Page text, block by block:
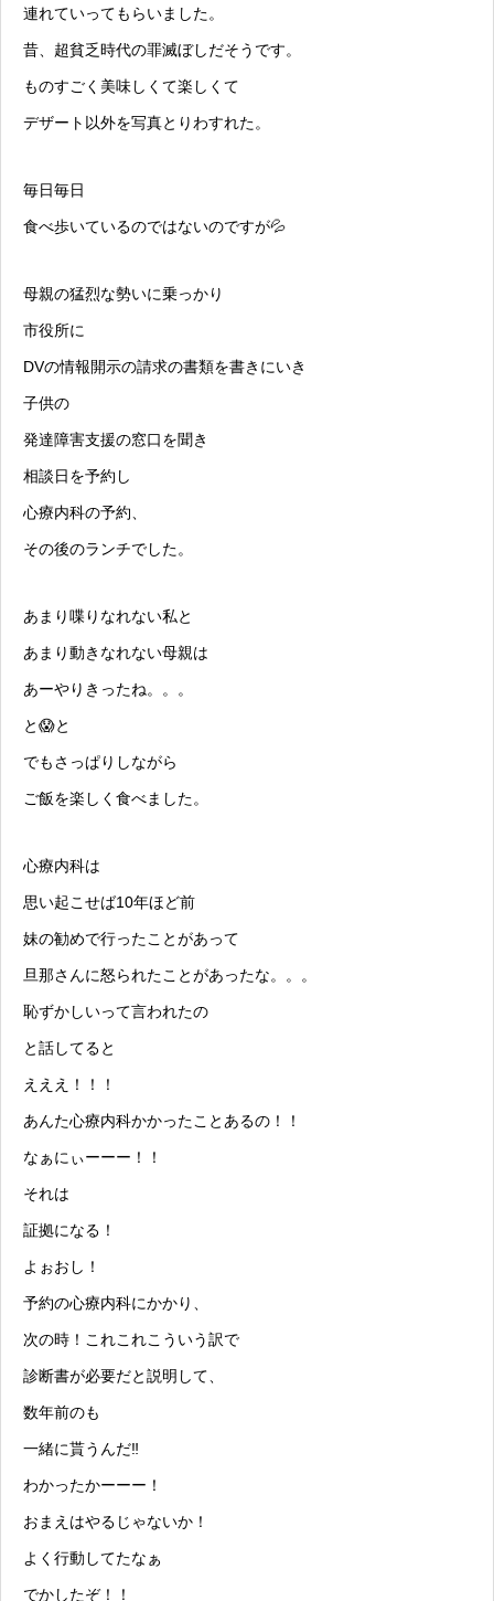
連れていってもらいました。
昔、超貧乏時代の罪滅ぼしだそうです。
ものすごく美味しくて楽しくて
デザート以外を写真とりわすれた。
毎日毎日
食べ歩いているのではないのですが💦
母親の猛烈な勢いに乗っかり
市役所に
DVの情報開示の請求の書類を書きにいき
子供の
発達障害支援の窓口を聞き
相談日を予約し
心療内科の予約、
その後のランチでした。
あまり喋りなれない私と
あまり動きなれない母親は
あーやりきったね。。。
と😱と
でもさっぱりしながら
ご飯を楽しく食べました。
心療内科は
思い起こせば10年ほど前
妹の勧めで行ったことがあって
旦那さんに怒られたことがあったな。。。
恥ずかしいって言われたの
と話してると
えええ！！！
あんた心療内科かかったことあるの！！
なぁにぃーーー！！
それは
証拠になる！
よぉおし！
予約の心療内科にかかり、
次の時！これこれこういう訳で
診断書が必要だと説明して、
数年前のも
一緒に貰うんだ‼
わかったかーーー！
おまえはやるじゃないか！
よく行動してたなぁ
でかしたぞ！！